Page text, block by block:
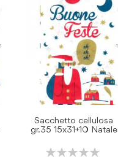
Sacchetto cellulosa
gr.35 15x31+10 Natale
Rating: